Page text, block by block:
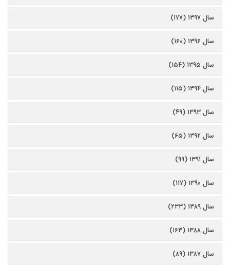
سال ۱۳۹۷ (۱۷۷)
سال ۱۳۹۶ (۱۶۰)
سال ۱۳۹۵ (۱۵۴)
سال ۱۳۹۴ (۱۱۵)
سال ۱۳۹۳ (۴۹)
سال ۱۳۹۲ (۶۵)
سال ۱۳۹۱ (۹۹)
سال ۱۳۹۰ (۱۱۷)
سال ۱۳۸۹ (۲۳۳)
سال ۱۳۸۸ (۱۶۳)
سال ۱۳۸۷ (۸۹)